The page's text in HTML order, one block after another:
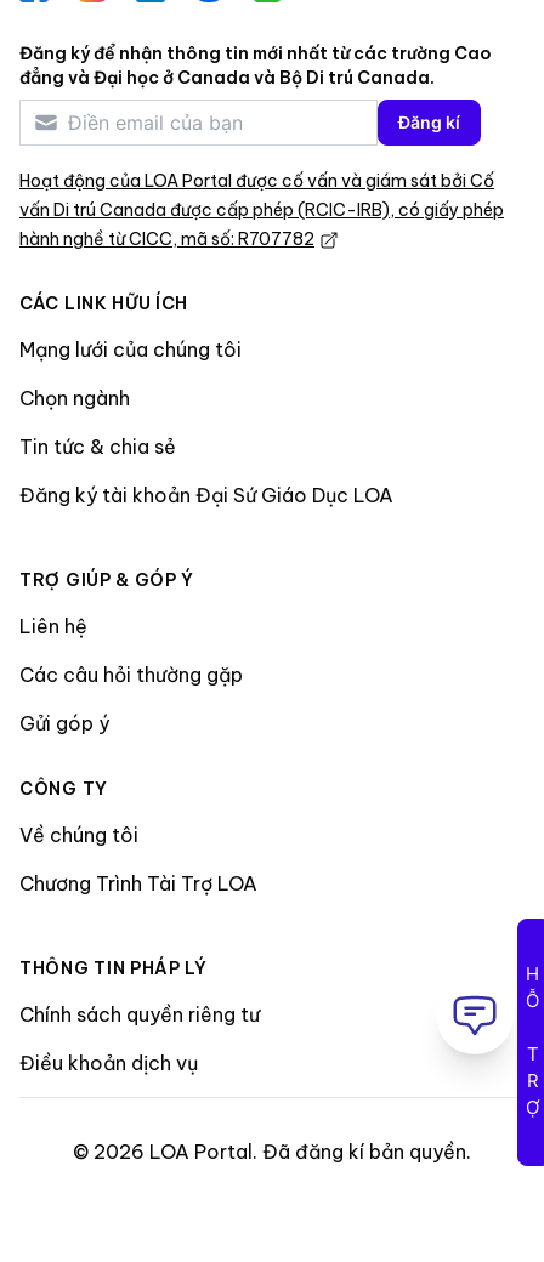
Đăng ký để nhận thông tin mới nhất từ các trường Cao
đẳng và Đại học ở Canada và Bộ Di trú Canada.
Đăng kí
Hoạt động của LOA Portal được cố vấn và giám sát bởi Cố
vấn Di trú Canada được cấp phép (RCIC-IRB), có giấy phép
hành nghề từ CICC, mã số: R707782
CÁC LINK HỮU ÍCH
Mạng lưới của chúng tôi
Chọn ngành
Tin tức & chia sẻ
Đăng ký tài khoản Đại Sứ Giáo Dục LOA
TRỢ GIÚP & GÓP Ý
Liên hệ
Các câu hỏi thường gặp
Gửi góp ý
CÔNG TY
Về chúng tôi
Chương Trình Tài Trợ LOA
THÔNG TIN PHÁP LÝ
Chính sách quyền riêng tư
Điều khoản dịch vụ
© 2026 LOA Portal . Đã đăng kí bản quyền.
HỖ TRỢ